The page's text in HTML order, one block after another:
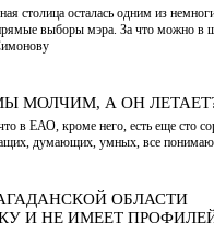
столица осталась одним из
выборы мэра. За что можно в
МОЛЧИМ, А ОН
в ЕАО, кроме него, есть еще сто
думающих, умных, все
ОБЛАСТИ
И НЕ ИМЕЕТ